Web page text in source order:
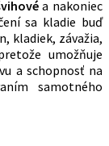
a nakoniec
sa kladie buď
kladiek, závažia,
umožňuje
a schopnosť na
samotného